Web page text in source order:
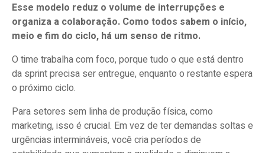
Esse modelo reduz o volume de interrupções e
organiza a colaboração. Como todos sabem o início,
meio e fim do ciclo, há um senso de ritmo.
O time trabalha com foco, porque tudo o que está dentro
da sprint precisa ser entregue, enquanto o restante espera
o próximo ciclo.
Para setores sem linha de produção física, como
marketing, isso é crucial. Em vez de ter demandas soltas e
urgências intermináveis, você cria períodos de